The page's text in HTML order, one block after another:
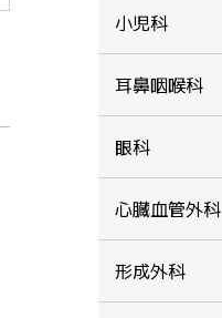
小児科
耳鼻咽喉科
眼科
心臓血管外科
形成外科